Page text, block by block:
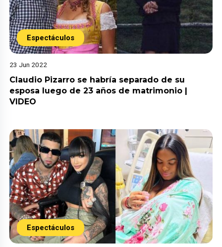
Espectáculos
23 Jun 2022
Claudio Pizarro se habría separado de su
esposa luego de 23 años de matrimonio |
VIDEO
Espectáculos